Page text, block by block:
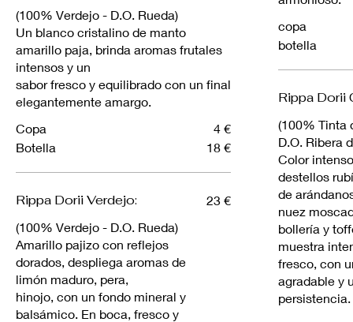
(100% Verdejo - D.O. Rueda)
Un blanco cristalino de manto
amarillo paja, brinda aromas frutales
intensos y un
sabor fresco y equilibrado con un final
elegantemente amargo.
Copa
4 €
Botella
18 €
Rippa Dorii Verdejo:
(100% Verdejo - D.O. Rueda)
Amarillo pajizo con reflejos
dorados, despliega aromas de
limón maduro, pera,
hinojo, con un fondo mineral y
balsámico. En boca, fresco y
23 €
copa
botella
Rippa Dorii
(100% Tinta
D.O. Ribera
Color
destellos
de
nuez
bollería y
muestra
fresco, con
agradable y
persistencia.